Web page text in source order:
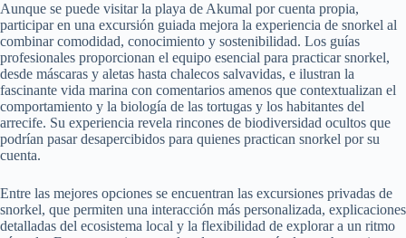
Aunque se puede visitar la playa de Akumal por cuenta propia,
participar en una excursión guiada mejora la experiencia de snorkel al
combinar comodidad, conocimiento y sostenibilidad. Los guías
profesionales proporcionan el equipo esencial para practicar snorkel,
desde máscaras y aletas hasta chalecos salvavidas, e ilustran la
fascinante vida marina con comentarios amenos que contextualizan el
comportamiento y la biología de las tortugas y los habitantes del
arrecife. Su experiencia revela rincones de biodiversidad ocultos que
podrían pasar desapercibidos para quienes practican snorkel por su
cuenta.
Entre las mejores opciones se encuentran las excursiones privadas de
snorkel, que permiten una interacción más personalizada, explicaciones
detalladas del ecosistema local y la flexibilidad de explorar a un ritmo